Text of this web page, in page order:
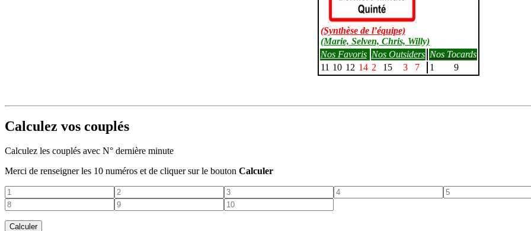
(Synthèse de l’équipe)
(Marie, Selven, Chris, Willy)
Nos Favoris Nos Outsiders Nos Tocards
11 10 12 14 2 15 3 7 1 9
Calculez vos couplés
Calculez les couplés avec N° dernière minute
Merci de renseigner les 10 numéros et de cliquer sur le bouton Calculer